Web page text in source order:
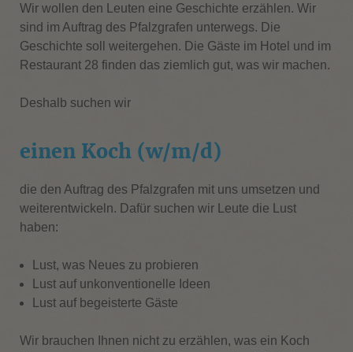
Wir wollen den Leuten eine Geschichte erzählen. Wir
sind im Auftrag des Pfalzgrafen unterwegs. Die
Geschichte soll weitergehen. Die Gäste im Hotel und im
Restaurant 28 finden das ziemlich gut, was wir machen.
Deshalb suchen wir
einen Koch (w/m/d)
die den Auftrag des Pfalzgrafen mit uns umsetzen und
weiterentwickeln. Dafür suchen wir Leute die Lust
haben:
Lust, was Neues zu probieren
Lust auf unkonventionelle Ideen
Lust auf begeisterte Gäste
Wir brauchen Ihnen nicht zu erzählen, was ein Koch